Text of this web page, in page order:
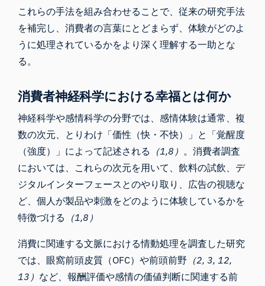
これらの手法を組み合わせることで、従来の研究手法
を補完し、消費者の言葉にとどまらず、体験がどのよ
うに処理されているかをより深く理解する一助とな
る。
消費者神経科学における幸福とは何か
神経科学や感情科学の分野では、感情体験は通常、複
数の次元、とりわけ「価性（快・不快）」と「覚醒度
（強度）」によって記述される
（1,8） 。消費者調査
においては、これらの次元を用いて、飲料の試飲、デ
ジタルインターフェースとのやり取り、広告の視聴な
ど、個人が製品や刺激をどのように体験しているかを
特徴づける
（1,8）
消費に関連する文脈における情動処理を調査した研究
では、眼窩前頭皮質（OFC）や前頭前野 （2, 3, 12,
13） など、報酬評価や感情の価値判断に関連する前